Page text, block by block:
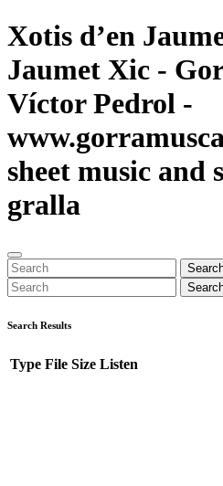
Xotis d’en
Jaumet Xic -
Víctor Pedrol -
sheet music and
gralla
Search Results
Type File Size Listen